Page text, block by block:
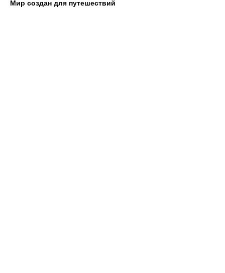
Мир создан для путешествий